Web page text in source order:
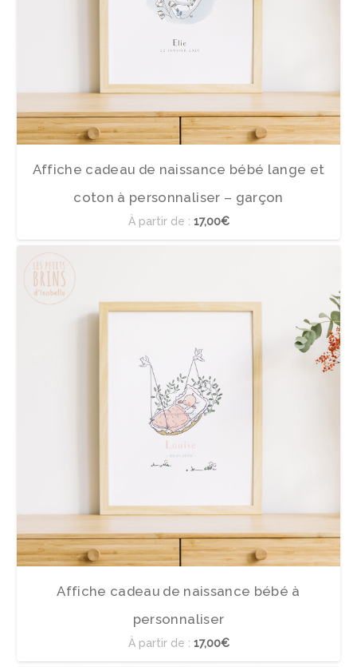
Affiche cadeau de naissance bébé lange et
coton à personnaliser – garçon
À partir de : 17,00€
Affiche cadeau de naissance bébé à
personnaliser
À partir de : 17,00€